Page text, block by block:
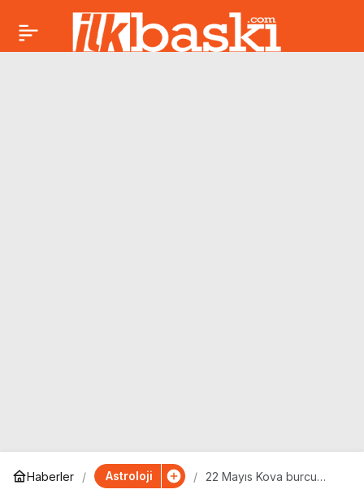
Haberler Astroloji
22 Mayıs Kova burcu
22 Mayıs Oğlak burcu